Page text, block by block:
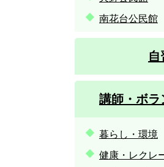
南花台公民館
講師・ボ
暮らし・環境
健康・レクレ